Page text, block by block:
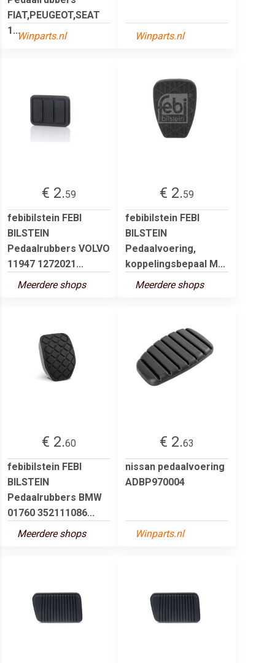
FIAT,PEUGEOT,SEAT
1...Winparts.nl Winparts.nl
€ 2.59
febibilstein FEBI
BILSTEIN
Pedaalrubbers VOLVO
11947 1272021...
Meerdere shops
€ 2.59
febibilstein FEBI
BILSTEIN
Pedaalvoering,
koppelingsbepaal M...
Meerdere shops
€ 2.60
febibilstein FEBI
BILSTEIN
Pedaalrubbers BMW
01760 352111086...
Meerdere shops
€ 2.63
nissan pedaalvoering
ADBP970004
Winparts.nl